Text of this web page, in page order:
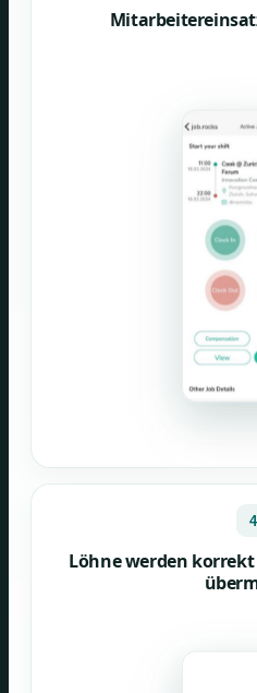
4
Löhne werden